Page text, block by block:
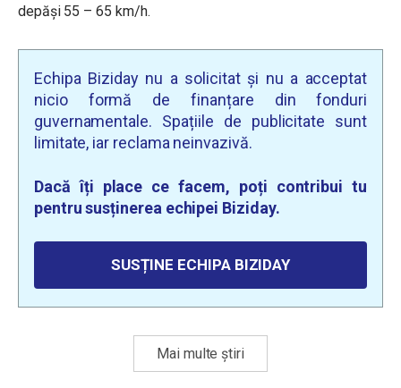
depăși 55 – 65 km/h.
Echipa Biziday nu a solicitat și nu a acceptat
nicio formă de finanțare din fonduri
guvernamentale. Spațiile de publicitate sunt
limitate, iar reclama neinvazivă.
Dacă îți place ce facem, poți contribui tu
pentru susținerea echipei Biziday.
SUSȚINE ECHIPA BIZIDAY
Mai multe știri